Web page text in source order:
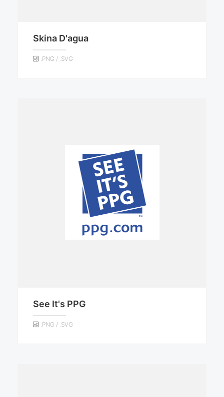
Skina D'agua
.PNG / .SVG
See It's PPG
.PNG / .SVG